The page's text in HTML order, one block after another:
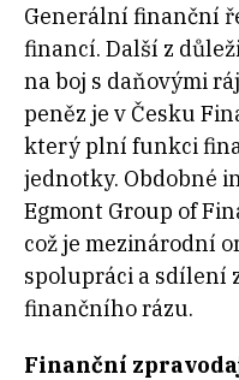
Generální finanční
financí. Další z
na boj s daňovými
peněz je v Česku
který plní funkci
jednotky. Obdobné
Egmont Group of
což je mezinárodní
spolupráci a sdílení
finančního rázu.
Finanční